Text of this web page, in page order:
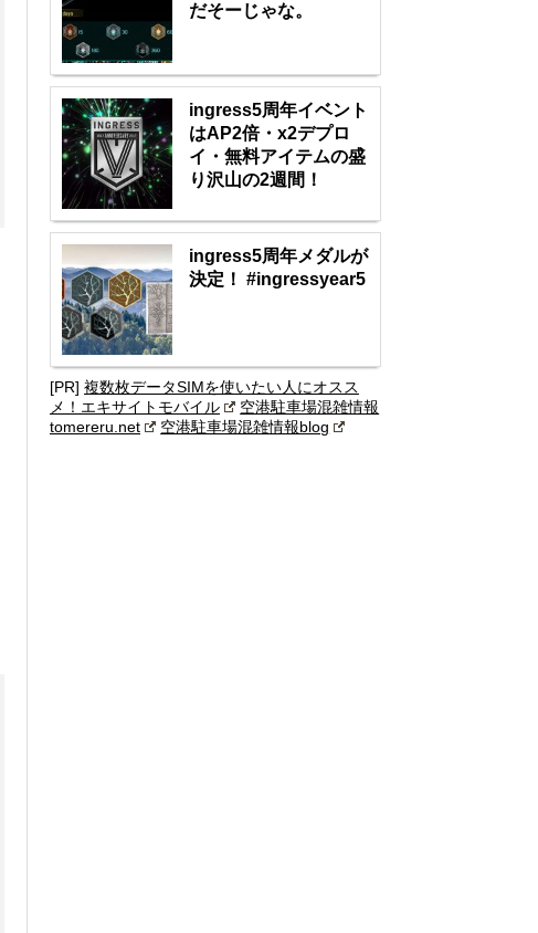
だそーじゃな。
ingress5周年イベント
はAP2倍・x2デプロ
イ・無料アイテムの盛
り沢山の2週間！
ingress5周年メダルが
決定！ #ingressyear5
[PR] 複数枚データSIMを使いたい人にオスス
メ！エキサイトモバイル
空港駐車場混雑情報
tomereru.net
空港駐車場混雑情報blog